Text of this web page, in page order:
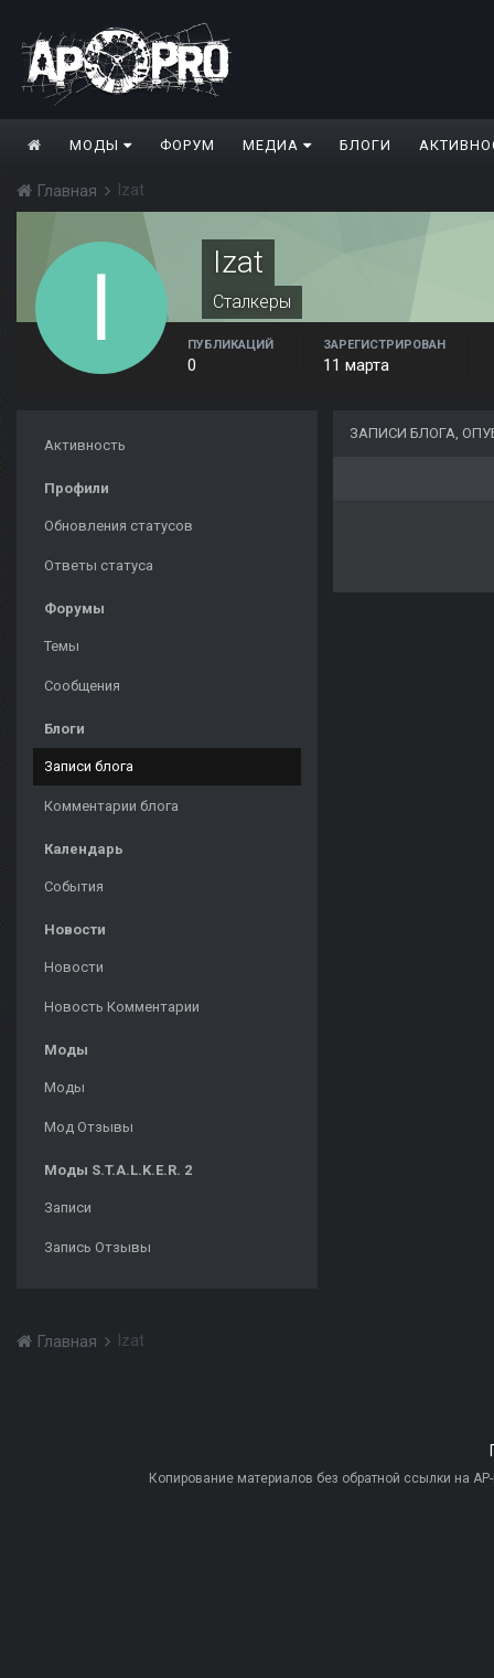
МОДЫ ФОРУМ МЕДИА БЛОГИ
Главная Izat
Izat
Сталкеры
ПУБЛИКАЦИЙ
0
ЗАРЕГИСТРИРОВАН
11 марта
Активность
Профили
Обновления статусов
Ответы статуса
Форумы
Темы
Сообщения
Блоги
Записи блога
Комментарии блога
Календарь
События
Новости
Новости
Новость Комментарии
Моды
Моды
Мод Отзывы
Моды S.T.A.L.K.E.R. 2
Записи
Запись Отзывы
ЗАПИСИ БЛОГА,
Главная Izat
Копирование материалов без обратной ссылки на